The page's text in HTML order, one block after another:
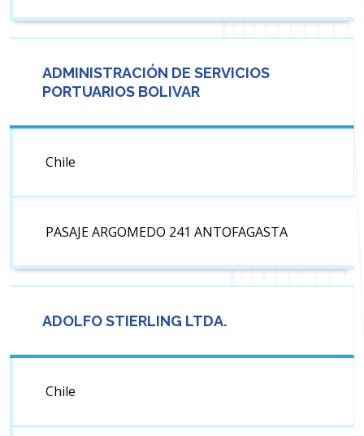
ADMINISTRACIÓN DE SERVICIOS
PORTUARIOS BOLIVAR
Chile
PASAJE ARGOMEDO 241 ANTOFAGASTA
ADOLFO STIERLING LTDA.
Chile